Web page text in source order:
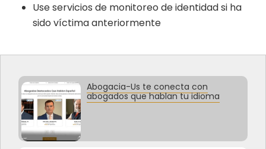
Use servicios de monitoreo de identidad si ha
sido víctima anteriormente
Abogacia-Us te conecta con
abogados que hablan tu idioma